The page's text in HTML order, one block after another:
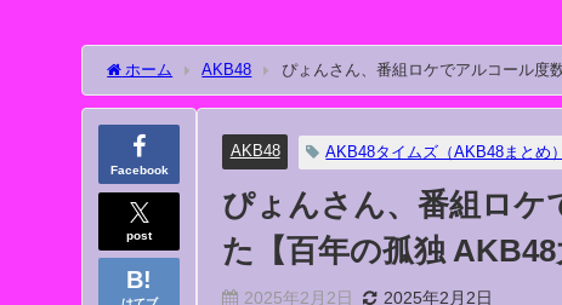
ホーム AKB48 ぴょんさん、番組ロケでアルコール度
Facebook
post
AKB48 AKB48タイムズ（AKB48まとめ）
ぴょんさん、番組ロケ
た【百年の孤独 AKB48
2025年2月2日 2025年2月2日